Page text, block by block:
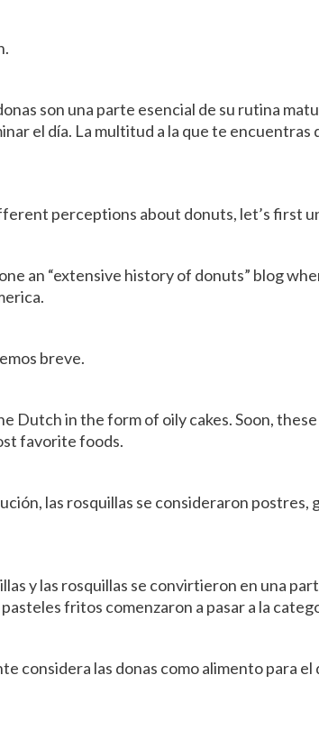
son una parte esencial de su rutina
el día. La multitud a la que te encuentras
perceptions about donuts, let’s first
an “extensive history of donuts” blog
breve.
Dutch in the form of oily cakes. Soon,
favorite foods.
las rosquillas se consideraron postres,
y las rosquillas se convirtieron en una
fritos comenzaron a pasar a la
considera las donas como alimento para